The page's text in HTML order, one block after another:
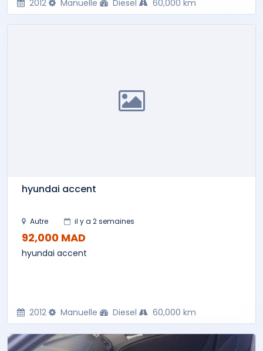
2012 Manuelle Diesel 60,000 km
hyundai accent
Autre il y a 2 semaines
92,000 MAD
hyundai accent
2012 Manuelle Diesel 60,000 km